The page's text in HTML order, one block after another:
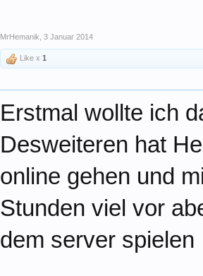
MrHemanik 3 Januar 2014
Like x 1
Erstmal wollte ich
Desweiteren hat
online gehen und
Stunden viel vor
dem server spielen